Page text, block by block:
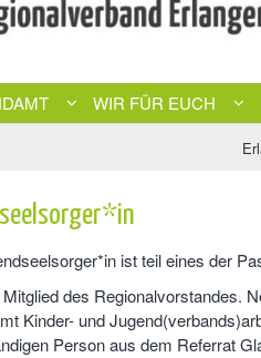
WIR FÜR EUCH
ist teil eines der
des Regionalvorstandes.
Kinder- und
Person aus dem Referrat